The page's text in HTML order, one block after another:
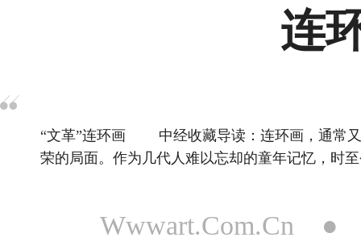
连
“文革”连环画 中经收藏导读：连环画，通常又
荣的局面。作为几代人难以忘却的童年记忆，时
Wwwart.Com.Cn